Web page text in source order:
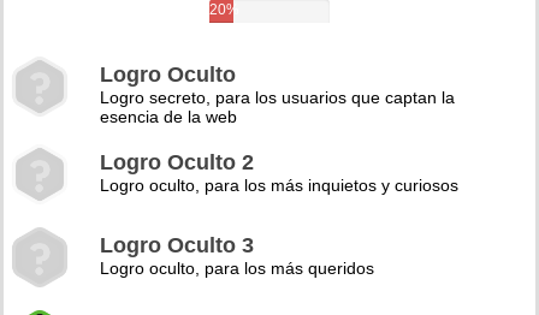
20%
Logro Oculto
Logro secreto, para los usuarios que captan la
esencia de la web
Logro Oculto 2
Logro oculto, para los más inquietos y curiosos
Logro Oculto 3
Logro oculto, para los más queridos